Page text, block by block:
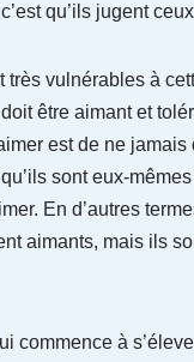
qu’ils jugent
vulnérables à
être aimant et
est de ne
sont eux-
En d’autres
aimants, mais ils
commence à